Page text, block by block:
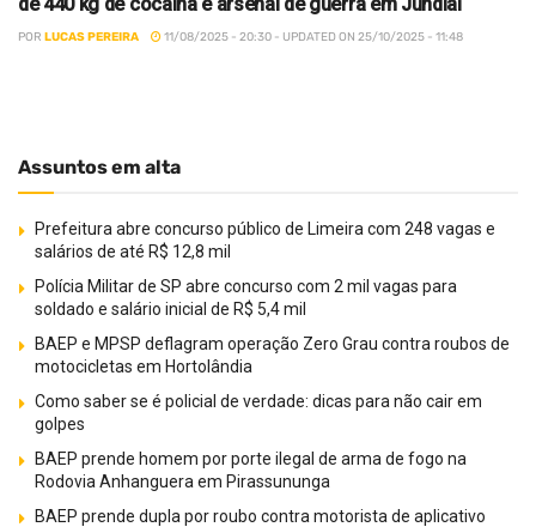
POR LUCAS PEREIRA 11/08/2025 - 20:30 - UPDATED ON 25/10/2025 - 11:48
Assuntos em alta
Prefeitura abre concurso público de Limeira com 248 vagas e
salários de até R$ 12,8 mil
Polícia Militar de SP abre concurso com 2 mil vagas para
soldado e salário inicial de R$ 5,4 mil
BAEP e MPSP deflagram operação Zero Grau contra roubos de
motocicletas em Hortolândia
Como saber se é policial de verdade: dicas para não cair em
golpes
BAEP prende homem por porte ilegal de arma de fogo na
Rodovia Anhanguera em Pirassununga
BAEP prende dupla por roubo contra motorista de aplicativo